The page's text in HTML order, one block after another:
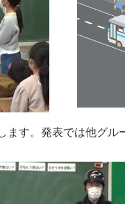
す。発表では他グ